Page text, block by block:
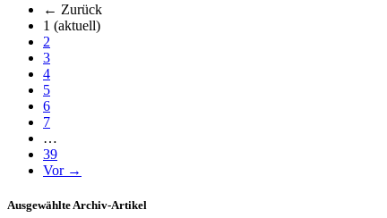
← Zurück
1 (aktuell)
2
3
4
5
6
7
…
39
Vor →
Ausgewählte Archiv-Artikel